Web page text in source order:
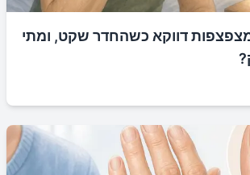
מצפצפות דווקא כשהחדר שקט, ומתי